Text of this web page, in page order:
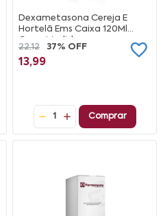
Dexametasona Cereja E
Hortelã Ems Caixa 120Ml
Copo Medida
22,12 37% OFF
13,99
1 Comprar